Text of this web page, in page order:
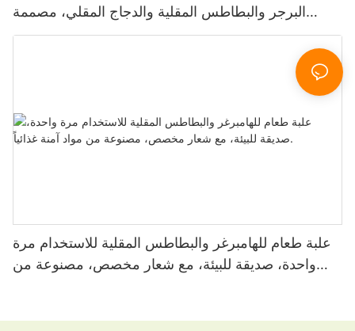
البرجر والبطاطس المقلية والدجاج المقلي، مصممة
خصيصًا من قبل شركة WELM.
علبة طعام للهامبرغر والبطاطس المقلية للاستخدام مرة
واحدة، صديقة للبيئة، مع شعار مخصص، مصنوعة من